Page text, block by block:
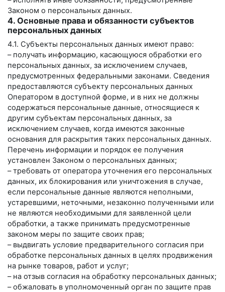
Законом о персональных данных.
4. Основные права и обязанности субъектов
персональных данных
4.1. Субъекты персональных данных имеют право:
– получать информацию, касающуюся обработки его
персональных данных, за исключением случаев,
предусмотренных федеральными законами. Сведения
предоставляются субъекту персональных данных
Оператором в доступной форме, и в них не должны
содержаться персональные данные, относящиеся к
другим субъектам персональных данных, за
исключением случаев, когда имеются законные
основания для раскрытия таких персональных данных.
Перечень информации и порядок ее получения
установлен Законом о персональных данных;
– требовать от оператора уточнения его персональных
данных, их блокирования или уничтожения в случае,
если персональные данные являются неполными,
устаревшими, неточными, незаконно полученными или
не являются необходимыми для заявленной цели
обработки, а также принимать предусмотренные
законом меры по защите своих прав;
– выдвигать условие предварительного согласия при
обработке персональных данных в целях продвижения
на рынке товаров, работ и услуг;
– на отзыв согласия на обработку персональных данных;
– обжаловать в уполномоченный орган по защите прав